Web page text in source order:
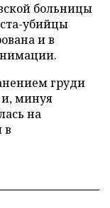
больницы
убийцы
и в
груди
и, минуя
на
в